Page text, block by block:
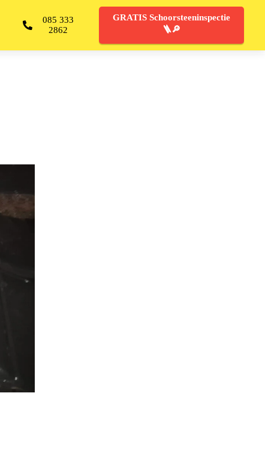
085 333
2862
GRATIS Schoorsteeninspectie
🪜🔎